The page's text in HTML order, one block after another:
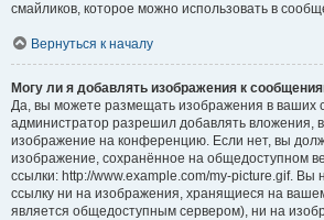
смайликов, которое можно использовать в
Вернуться к началу
Могу ли я добавлять изображения к
Да, вы можете размещать изображения в ваших
администратор разрешил добавлять вложения,
изображение на конференцию. Если нет, вы
изображение, сохранённое на общедоступном
ссылки: http://www.example.com/my-picture.gif. Вы
ссылку ни на изображения, хранящиеся на
является общедоступным сервером), ни на